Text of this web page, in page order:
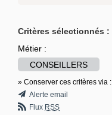
Critères sélectionnés :
Métier :
CONSEILLERS
» Conserver ces critères via :
Alerte email
Flux RSS